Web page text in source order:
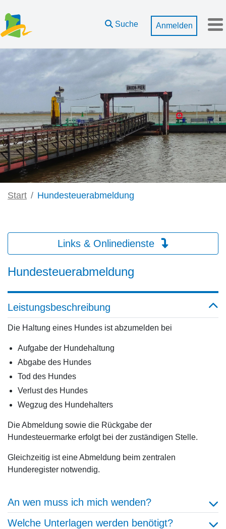
Suche Anmelden
Start Hundesteuerabmeldung
Links & Onlinedienste
Hundesteuerabmeldung
Leistungsbeschreibung
Die Haltung eines Hundes ist abzumelden bei
Aufgabe der Hundehaltung
Abgabe des Hundes
Tod des Hundes
Verlust des Hundes
Wegzug des Hundehalters
Die Abmeldung sowie die Rückgabe der
Hundesteuermarke erfolgt bei der zuständigen Stelle.
Gleichzeitig ist eineAbmeldung beim zentralen
Hunderegister notwendig.
An wen muss ich mich wenden?
Welche Unterlagen werden benötigt?